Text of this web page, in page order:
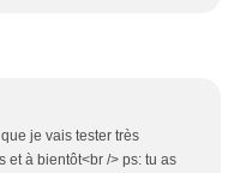
je vais tester très
et à bientôt<br /> ps: tu as